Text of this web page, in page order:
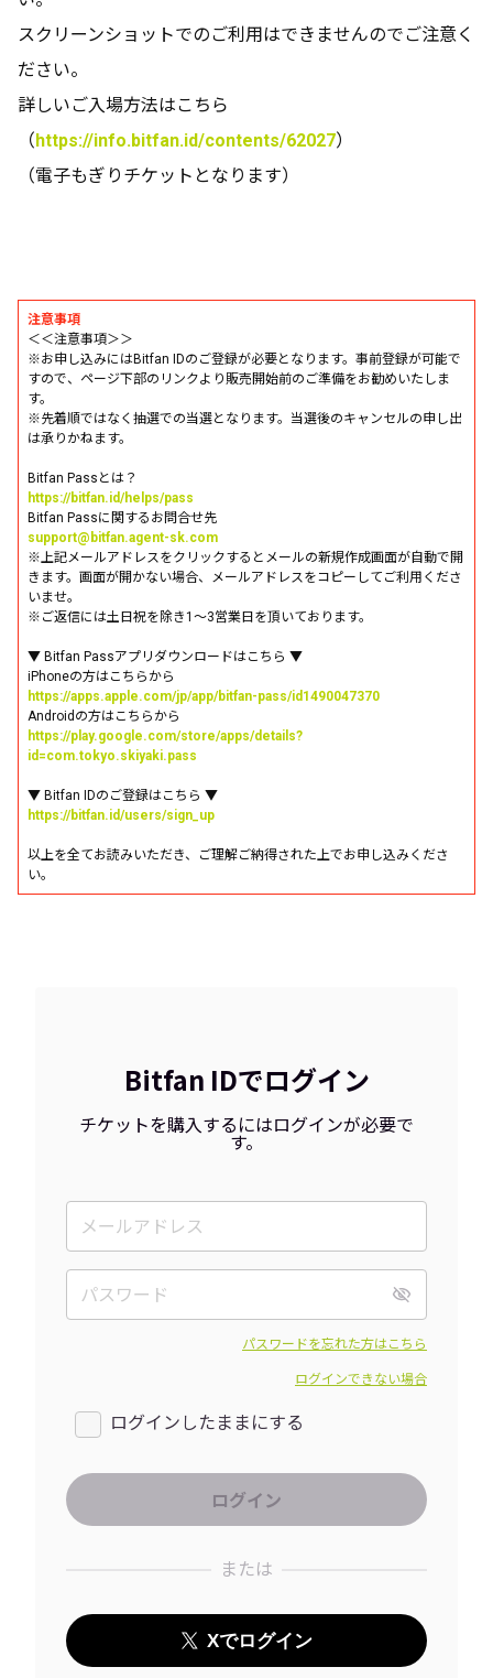
スクリーンショットでのご利用はできませんのでご注意く
ださい。
詳しいご入場方法はこちら
（ https://info.bitfan.id/contents/62027）
（電子もぎりチケットとなります）
注意事項
＜＜注意事項＞＞
※お申し込みにはBitfan IDのご登録が必要となります。事前登録が可能で
すので、ページ下部のリンクより販売開始前のご準備をお勧めいたしま
す。
※先着順ではなく抽選での当選となります。当選後のキャンセルの申し出
は承りかねます。
Bitfan Passとは？
https://bitfan.id/helps/pass
Bitfan Passに関するお問合せ先
support@bitfan.agent-sk.com
※上記メールアドレスをクリックするとメールの新規作成画面が自動で開
きます。画面が開かない場合、メールアドレスをコピーしてご利用くださ
いませ。
※ご返信には土日祝を除き1〜3営業日を頂いております。
▼ Bitfan Passアプリダウンロードはこちら ▼
iPhoneの方はこちらから
https://apps.apple.com/jp/app/bitfan-pass/id1490047370
Androidの方はこちらから
https://play.google.com/store/apps/details?
id=com.tokyo.skiyaki.pass
▼ Bitfan IDのご登録はこちら ▼
https://bitfan.id/users/sign_up
以上を全てお読みいただき、ご理解ご納得された上でお申し込みくださ
い。
Bitfan IDでログイン
チケットを購入するにはログインが必要で
す。
パスワードを忘れた方はこちら
ログインできない場合
ログインしたままにする
または
Xでログイン